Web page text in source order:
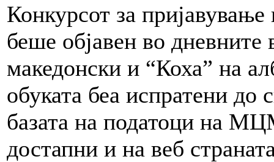
Конкурсот за
беше објавен во
македонски и “Коха” на
обуката беа испратени до
базата на податоци на
достапни и на веб